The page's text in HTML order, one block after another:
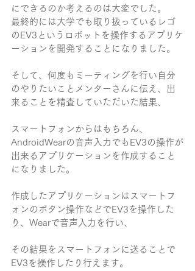
にできるのか考えるのは大変でした。
最終的には大学でも取り扱っているレゴ
のEV3というロボットを操作するアプリケ
ーションを開発することになりました。
そして、何度もミーティングを行い自分
のやりたいことメンターさんに伝え、出
来ることを精査していただいた結果、
スマートフォンからはもちろん、
AndroidWearの音声入力でもEV3の操作が
出来るアプリケーションを作成すること
になりました。
作成したアプリケーションはスマートフ
ォンのボタン操作などでEV3を操作した
り、Wearで音声入力を行い、
その結果をスマートフォンに送ることで
EV3を操作したり行えます。